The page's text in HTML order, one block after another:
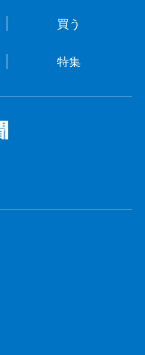
買う
特集